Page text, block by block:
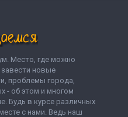
Место, где можно
новые
проблемы города,
- об этом и многом
Будь в курсе различных
с нами. Ведь наш